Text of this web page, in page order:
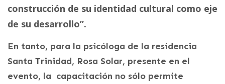
construcción de su identidad cultural como eje
de su desarrollo”.
En tanto, para la psicóloga de la residencia
Santa Trinidad, Rosa Solar, presente en el
evento, la capacitación no sólo permite